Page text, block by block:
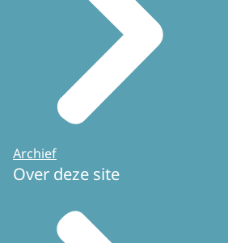
Archief
Over deze site